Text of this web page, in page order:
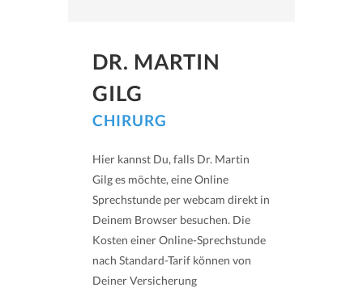
DR. MARTIN
GILG
CHIRURG
Hier kannst Du, falls Dr. Martin
Gilg es möchte, eine Online
Sprechstunde per webcam direkt in
Deinem Browser besuchen. Die
Kosten einer Online-Sprechstunde
nach Standard-Tarif können von
Deiner Versicherung